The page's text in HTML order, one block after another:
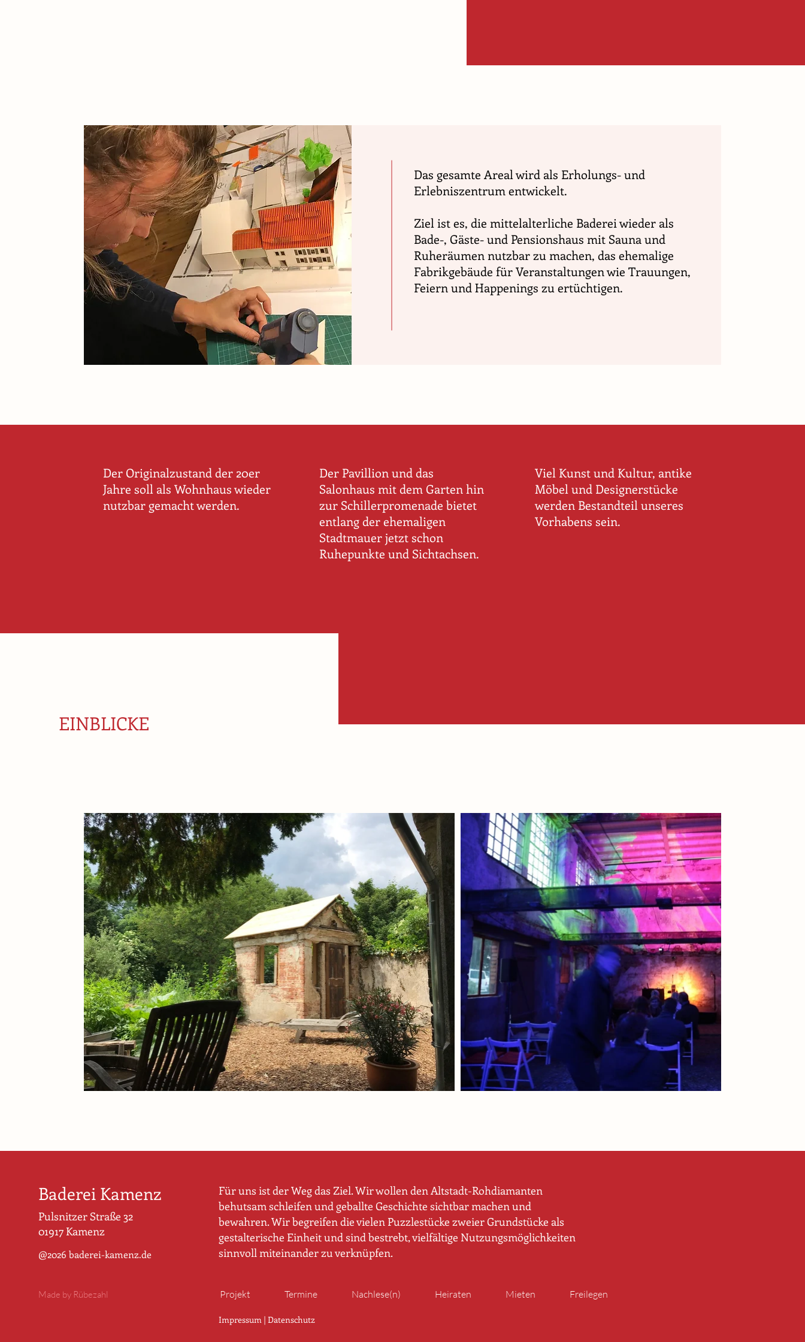
Das gesamte Areal wird als Erholungs- und
Erlebniszentrum entwickelt.
Ziel ist es, die mittelalterliche Baderei wieder als
Bade-, Gäste- und Pensionshaus mit Sauna und
Ruheräumen nutzbar zu machen, das ehemalige
Fabrikgebäude für Veranstaltungen wie Trauungen,
Feiern und Happenings zu ertüchtigen.
Der Originalzustand der 20er
Jahre soll als Wohnhaus wieder
nutzbar gemacht werden.
Der Pavillion und das
Salonhaus mit dem Garten hin
zur Schillerpromenade bietet
entlang der ehemaligen
Stadtmauer jetzt schon
Ruhepunkte und Sichtachsen.
Viel Kunst und Kultur, antike
Möbel und Designerstücke
werden Bestandteil unseres
Vorhabens sein.
EINBLICKE
Baderei Kamenz
Pulsnitzer Straße 32
01917 Kamenz
@2026 baderei-kamenz.de
Made by Rübezahl
Für uns ist der Weg das Ziel. Wir wollen den Altstadt-Rohdiamanten
behutsam schleifen und geballte Geschichte sichtbar machen und
bewahren. Wir begreifen die vielen Puzzlestücke zweier Grundstücke als
gestalterische Einheit und sind bestrebt, vielfältige Nutzungsmöglichkeiten
sinnvoll miteinander zu verknüpfen.
Projekt Termine Nachlese(n) Heiraten Mieten Freilegen
Impressum | Datenschutz